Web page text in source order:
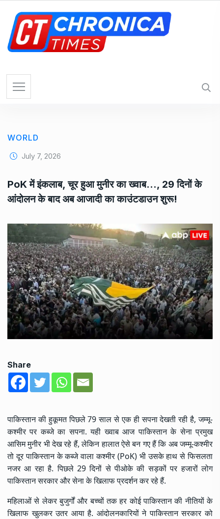
WORLD
July 7, 2026
PoK में इंकलाब, चूर हुआ मुनीर का ख्वाब…, 29 दिनों के
आंदोलन के बाद अब आजादी का काउंटडाउन शुरू!
Share
पाकिस्तान की हुकूमत पिछले 79 साल से एक ही सपना देखती रही है, जम्मू-
कश्मीर पर कब्जे का सपना. यही ख्वाब आज पाकिस्तान के सेना प्रमुख
आसिम मुनीर भी देख रहे हैं, लेकिन हालात ऐसे बन गए हैं कि अब जम्मू-कश्मीर
तो दूर पाकिस्तान के कब्जे वाला कश्मीर (PoK) भी उसके हाथ से फिसलता
नजर आ रहा है. पिछले 29 दिनों से पीओके की सड़कों पर हजारों लोग
पाकिस्तान सरकार और सेना के खिलाफ प्रदर्शन कर रहे हैं.
महिलाओं से लेकर बुजुर्गों और बच्चों तक हर कोई पाकिस्तान की नीतियों के
खिलाफ खुलकर उतर आया है. आंदोलनकारियों ने पाकिस्तान सरकार को